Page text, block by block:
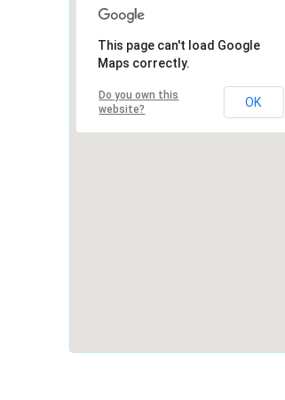
This page can't load Google
Maps correctly.
Do you own this
website?
OK